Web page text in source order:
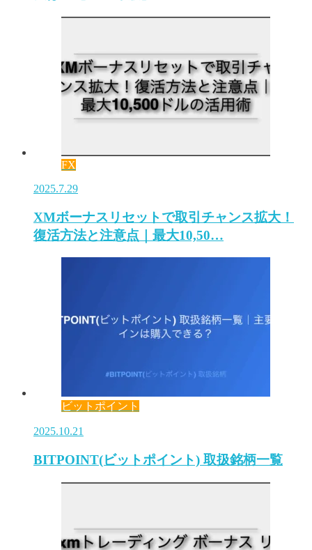
FX
2025.7.29
XMボーナスリセットで取引チャンス拡大！
復活方法と注意点｜最大10,50…
ビットポイント
2025.10.21
BITPOINT(ビットポイント) 取扱銘柄一覧